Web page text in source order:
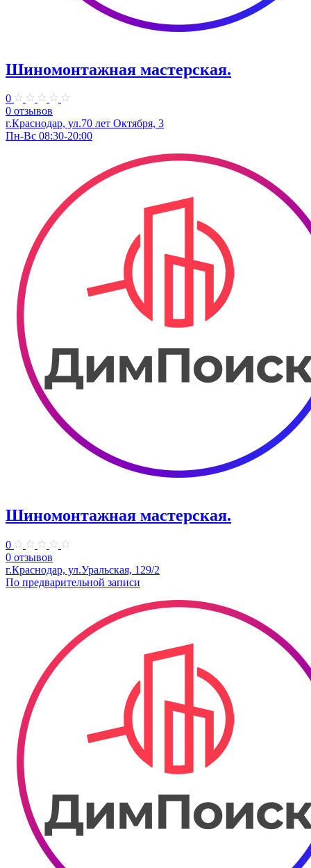
Шиномонтажная мастерская.
0
0 отзывов
г.Краснодар, ул.70 лет Октября, 3
Пн-Вс 08:30-20:00
Шиномонтажная мастерская.
0
0 отзывов
г.Краснодар, ул.Уральская, 129/2
По предварительной записи